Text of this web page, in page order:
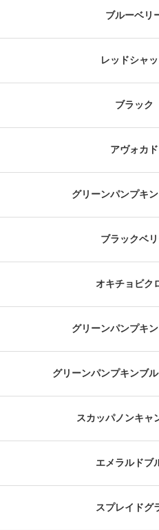
ブルーベリ
レッドシャ
ブラック
アヴォカド
グリーンパンプキ
ブラックベ
オキチョビク
グリーンパンプキ
グリーンパンプキンブ
スカッパノンキャ
エメラルドブ
スプレイドグ